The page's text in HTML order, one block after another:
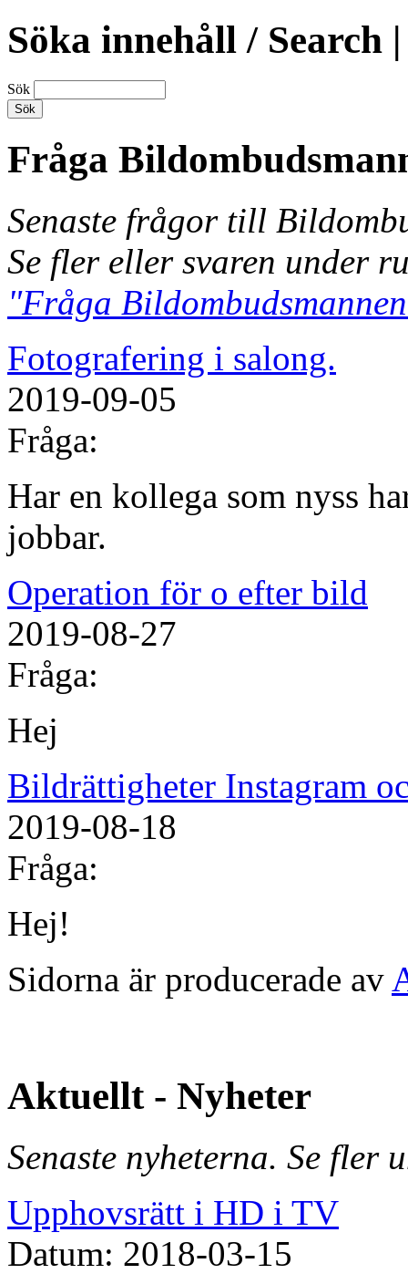
Söka innehåll / Search
Sök
Fråga
Senaste frågor till
Se fler eller svaren under
"Fråga
Fotografering i salong.
2019-09-05
Fråga:
Har en kollega som nyss
jobbar.
Operation för o efter bild
2019-08-27
Fråga:
Hej
Bildrättigheter Instagram
2019-08-18
Fråga:
Hej!
Sidorna är producerade av
Aktuellt - Nyheter
Senaste nyheterna. Se
Upphovsrätt i HD i TV
Datum: 2018-03-15